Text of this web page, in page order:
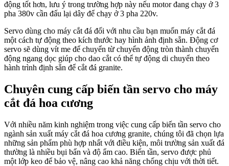
động tốt hơn, lưu ý trong trường hợp này nếu motor đang chạy ở 3
pha 380v cần đấu lại dây để chạy ở 3 pha 220v.
Servo dùng cho máy cắt đá đối với nhu cầu bạn muốn máy cắt đá
một cách tự động theo kích thước hay hình ảnh định sẵn. Động cơ
servo sẽ dùng vít me để chuyển từ chuyển động tròn thành chuyển
động ngang dọc giúp cho dao cắt có thể tự động di chuyển theo
hành trình định sẵn để cắt đá granite.
Chuyên cung cấp biến tần servo cho máy
cắt đá hoa cương
Với nhiều năm kinh nghiệm trong việc cung cấp biến tần servo cho
ngành sản xuất máy cắt đá hoa cương granite, chúng tôi đã chọn lựa
những sản phẩm phù hợp nhất với điều kiện, môi trường sản xuất đá
thường là nhiều bụi bẩn và độ ẩm cao. Biến tần, servo được phủ
một lớp keo để bảo vệ, nâng cao khả năng chống chịu với thời tiết.